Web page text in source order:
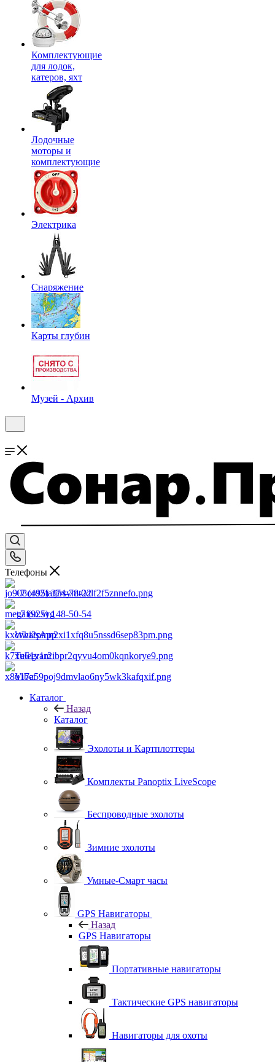
Комплектующие
для лодок,
катеров, яхт
Лодочные
моторы и
комплектующие
Электрика
Снаряжение
Карты глубин
Музей - Архив
Телефоны
+7 (495) 374-78-22
+7 (925) 148-50-54
WhatsApp
Telegram
Viber
Каталог
Назад
Каталог
Эхолоты и Картплоттеры
Комплекты Panoptix LiveScope
Беспроводные эхолоты
Зимние эхолоты
Умные-Смарт часы
GPS Навигаторы
Назад
GPS Навигаторы
Портативные навигаторы
Тактические GPS навигаторы
Навигаторы для охоты